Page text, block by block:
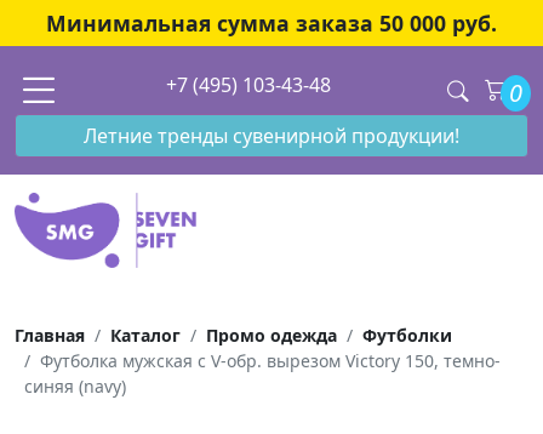
Минимальная сумма заказа 50 000 руб.
+7 (495) 103-43-48 0
Летние тренды сувенирной продукции!
Главная Каталог Промо одежда
Футболки
Футболка мужская с V-обр. вырезом Victory 150, темно-
синяя (navy)